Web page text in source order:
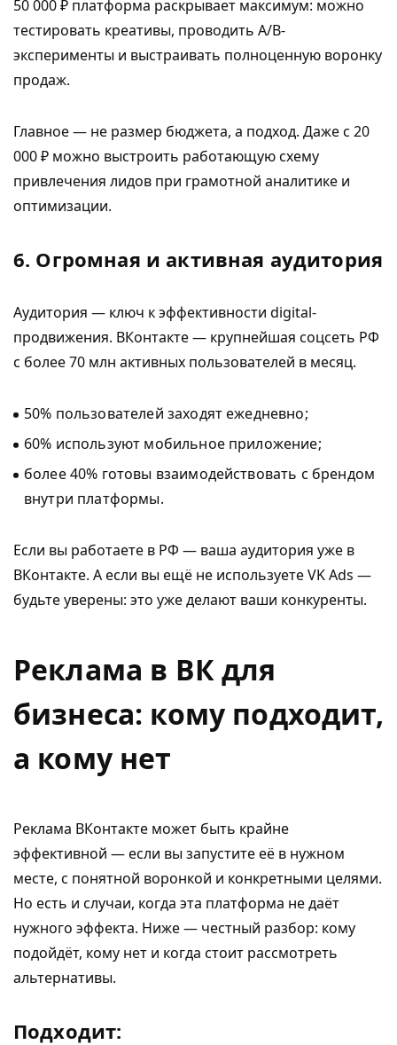
50 000 ₽ платформа раскрывает максимум: можно
тестировать креативы, проводить A/B-
эксперименты и выстраивать полноценную воронку
продаж.
Главное — не размер бюджета, а подход. Даже с 20
000 ₽ можно выстроить работающую схему
привлечения лидов при грамотной аналитике и
оптимизации.
6. Огромная и активная аудитория
Аудитория — ключ к эффективности digital-
продвижения. ВКонтакте — крупнейшая соцсеть РФ
с более 70 млн активных пользователей в месяц.
50% пользователей заходят ежедневно;
60% используют мобильное приложение;
более 40% готовы взаимодействовать с брендом
внутри платформы.
Если вы работаете в РФ — ваша аудитория уже в
ВКонтакте. А если вы ещё не используете VK Ads —
будьте уверены: это уже делают ваши конкуренты.
Реклама в ВК для
бизнеса: кому подходит,
а кому нет
Реклама ВКонтакте может быть крайне
эффективной — если вы запустите её в нужном
месте, с понятной воронкой и конкретными целями.
Но есть и случаи, когда эта платформа не даёт
нужного эффекта. Ниже — честный разбор: кому
подойдёт, кому нет и когда стоит рассмотреть
альтернативы.
Подходит: